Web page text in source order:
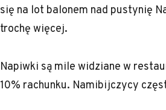
się na lot balonem nad pustynię
trochę więcej.
Napiwki są mile widziane w
10% rachunku. Namibijczycy